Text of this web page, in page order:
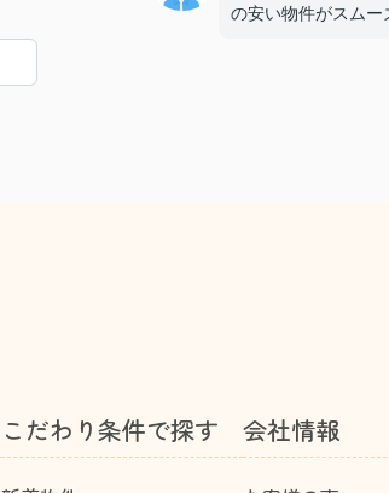
の安い物件がスムー
こだわり条件で探す 会社情報